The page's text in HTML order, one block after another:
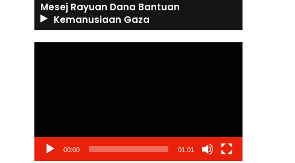
Mesej Rayuan Dana Bantuan
Kemanusiaan Gaza
00:00 01:01